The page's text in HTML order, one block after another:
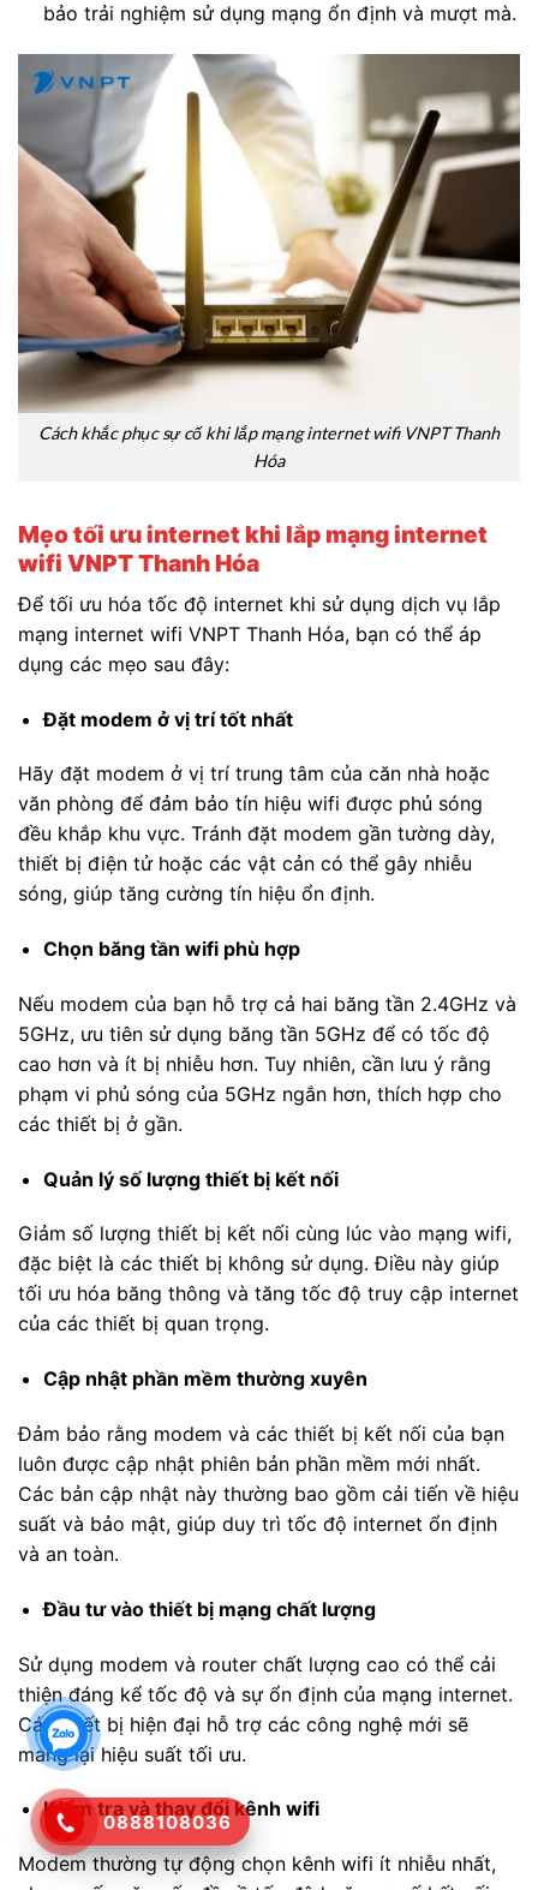
bảo trải nghiệm sử dụng mạng ổn định và mượt mà.
Cách khắc phục sự cố khi lắp mạng internet wifi VNPT Thanh
Hóa
Mẹo tối ưu internet khi lắp mạng internet
wifi VNPT Thanh Hóa
Để tối ưu hóa tốc độ internet khi sử dụng dịch vụ lắp
mạng internet wifi VNPT Thanh Hóa, bạn có thể áp
dụng các mẹo sau đây:
Đặt modem ở vị trí tốt nhất
Hãy đặt modem ở vị trí trung tâm của căn nhà hoặc
văn phòng để đảm bảo tín hiệu wifi được phủ sóng
đều khắp khu vực. Tránh đặt modem gần tường dày,
thiết bị điện tử hoặc các vật cản có thể gây nhiễu
sóng, giúp tăng cường tín hiệu ổn định.
Chọn băng tần wifi phù hợp
Nếu modem của bạn hỗ trợ cả hai băng tần 2.4GHz và
5GHz, ưu tiên sử dụng băng tần 5GHz để có tốc độ
cao hơn và ít bị nhiễu hơn. Tuy nhiên, cần lưu ý rằng
phạm vi phủ sóng của 5GHz ngắn hơn, thích hợp cho
các thiết bị ở gần.
Quản lý số lượng thiết bị kết nối
Giảm số lượng thiết bị kết nối cùng lúc vào mạng wifi,
đặc biệt là các thiết bị không sử dụng. Điều này giúp
tối ưu hóa băng thông và tăng tốc độ truy cập internet
của các thiết bị quan trọng.
Cập nhật phần mềm thường xuyên
Đảm bảo rằng modem và các thiết bị kết nối của bạn
luôn được cập nhật phiên bản phần mềm mới nhất.
Các bản cập nhật này thường bao gồm cải tiến về hiệu
suất và bảo mật, giúp duy trì tốc độ internet ổn định
và an toàn.
Đầu tư vào thiết bị mạng chất lượng
Sử dụng modem và router chất lượng cao có thể cải
thiện đáng kể tốc độ và sự ổn định của mạng internet.
Các thiết bị hiện đại hỗ trợ các công nghệ mới sẽ
mang lại hiệu suất tối ưu.
Kiểm tra và thay đổi kênh wifi
Modem thường tự động chọn kênh wifi ít nhiễu nhất,
0888108036